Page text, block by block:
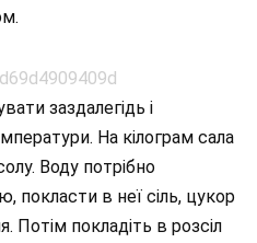
заздалегідь і
На кілограм сала
Воду потрібно
покласти в неї сіль, цукор
Потім покладіть в розсіл